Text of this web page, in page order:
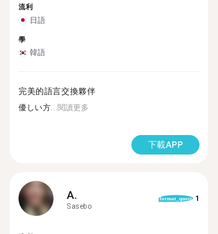
流利
日語
學
韓語
完美的語言交換夥伴
優しい方...閱讀更多
下載APP
A.
Sasebo
format_quote 1